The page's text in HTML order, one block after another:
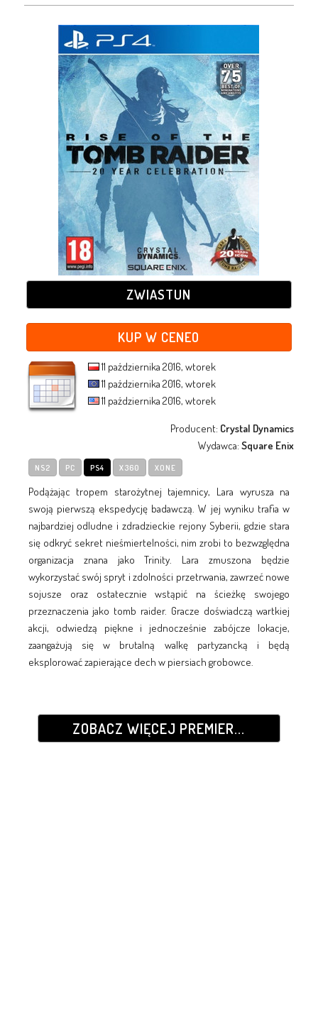
ZWIASTUN
KUP W CENEO
11 października 2016, wtorek
11 października 2016, wtorek
11 października 2016, wtorek
Producent: Crystal Dynamics
Wydawca:Square Enix
NS2 PC PS4 X360 XONE
Podążając tropem starożytnej tajemnicy, Lara wyrusza na
swoją pierwszą ekspedycję badawczą. W jej wyniku trafia w
najbardziej odludne i zdradzieckie rejony Syberii, gdzie stara
się odkryć sekret nieśmiertelności, nim zrobi to bezwzględna
organizacja znana jako Trinity. Lara zmuszona będzie
wykorzystać swój spryt i zdolności przetrwania, zawrzeć nowe
sojusze oraz ostatecznie wstąpić na ścieżkę swojego
przeznaczenia jako tomb raider. Gracze doświadczą wartkiej
akcji, odwiedzą piękne i jednocześnie zabójcze lokacje,
zaangażują się w brutalną walkę partyzancką i będą
eksplorować zapierające dech w piersiach grobowce.
ZOBACZ WIĘCEJ PREMIER...